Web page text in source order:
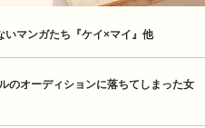
いマンガたち『ケイ×マイ』他
のオーディションに落ちてしまった女